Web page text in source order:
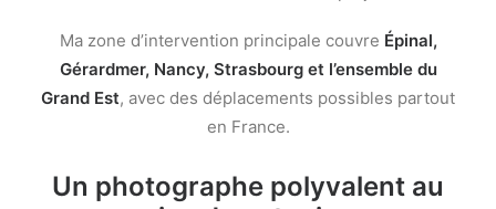
Ma zone d’intervention principale couvre Épinal,
Gérardmer, Nancy, Strasbourg et l’ensemble du
Grand Est, avec des déplacements possibles partout
en France.
Un photographe polyvalent au